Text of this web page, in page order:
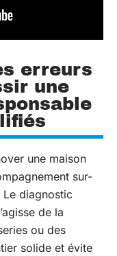
erreurs
une
une maison
sur-
Le diagnostic
de la
ou des
solide et évite